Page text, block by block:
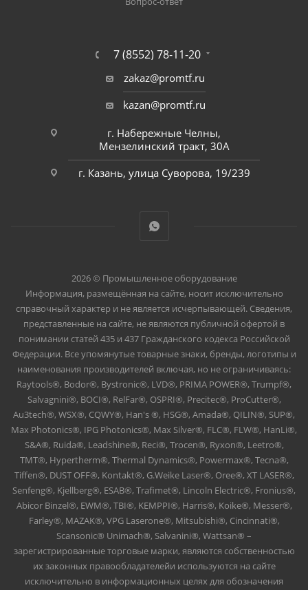
7 (8552) 78-11-20
zakaz@promtf.ru
kazan@promtf.ru
г. Набережные Челны,
Мензелинский тракт, 30А
г. Казань, улица Суворова, 19/239
2026 © Промышленное оборудование
Информация, размещённая на сайте, носит исключительно
справочный характер и не является исчерпывающей. Сведения,
представленные на сайте, не являются публичной офертой в
понимании статей 435 и 437 Гражданского кодекса Российской
Федерации. Все упомянутые товарные знаки, бренды, логотипы и
наименования производителей включая, но не ограничиваясь:
Raytools®, Bodor®, Bystronic®, LVD®, PRIMA POWER®, Trumpf®,
Salvagnini®, BOCI®, RelFar®, OSPRI®, Precitec®, ProCutter®,
Au3tech®, WSX®, CQWY®, Han's ®, HSG®, Amada®, QILIN®, SUP®,
Max Photonics®, IPG Photonics®, Max Silver®, FLC®, FLW®, HanLi®,
S&A®, Ruida®, Leadshine®, Reci®, Trocen®, Ryxon®, Leetro®,
TMT®, Hypertherm®, Thermal Dynamics®, Powermax®, Tecna®,
Tiffen®, DUST OFF®, Kontakt®, G.Weike Laser®, Oree®, XT LASER®,
Senfeng®, Kjellberg®, ESAB®, Trafimet®, Lincoln Electric®, Fronius®,
Abicor Binzel®, EWM®, TBI®, KEMPPI®, Harris®, Koike®, Messer®,
Farley®, MAZAK®, VPG Laserone®, Mitsubishi®, Cincinnati®,
Scansonic® Unimach®, Salvanini®, Wattsan® –
зарегистрированные торговые марки, являются собственностью
их законных правообладателейи используются на сайте
исключительно в информационных целях для обозначения